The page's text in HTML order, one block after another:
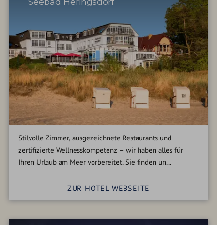
Stilvolle Zimmer, ausgezeichnete Restaurants und
zertifizierte Wellnesskompetenz – wir haben alles für
Ihren Urlaub am Meer vorbereitet. Sie finden un...
ZUR HOTEL WEBSEITE